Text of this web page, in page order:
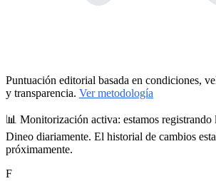
Puntuación editorial basada en condiciones,
y transparencia. Ver metodología
📊 Monitorización activa: estamos
Dineo diariamente. El historial de cambios
próximamente.
F